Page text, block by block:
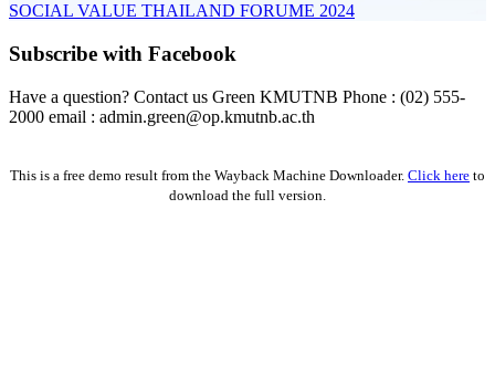
SOCIAL VALUE THAILAND FORUME 2024
Subscribe with Facebook
Have a question? Contact us Green KMUTNB Phone : (02) 555-
2000 email : admin.green@op.kmutnb.ac.th
This is a free demo result from the Wayback Machine Downloader. Click here to
download the full version.